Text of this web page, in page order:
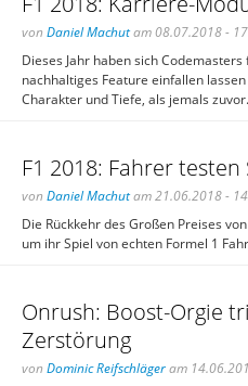
von Daniel Machutam 08.07.2018 -
Dieses Jahr haben sich
nachhaltiges Feature einfallen
Charakter und Tiefe, als jemals
F1 2018: Fahrer testen
von Daniel Machutam 21.06.2018 -
Die Rückkehr des Großen Preises
um ihr Spiel von echten Formel 1
Onrush: Boost-Orgie
Zerstörung
von Dominic Reifschlägeram